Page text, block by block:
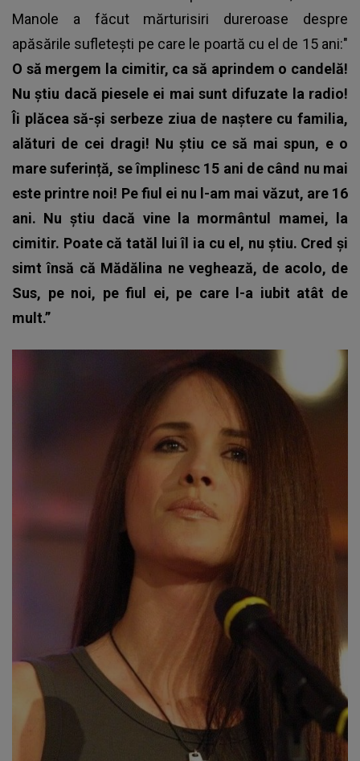
Manole a făcut mărturisiri dureroase despre
apăsările sufletești pe care le poartă cu el de 15 ani:"
O să mergem la cimitir, ca să aprindem o candelă!
Nu știu dacă piesele ei mai sunt difuzate la radio!
Îi plăcea să-și serbeze ziua de naștere cu familia,
alături de cei dragi! Nu știu ce să mai spun, e o
mare suferință, se împlinesc 15 ani de când nu mai
este printre noi! Pe fiul ei nu l-am mai văzut, are 16
ani. Nu știu dacă vine la mormântul mamei, la
cimitir. Poate că tatăl lui îl ia cu el, nu știu. Cred și
simt însă că Mădălina ne veghează, de acolo, de
Sus, pe noi, pe fiul ei, pe care l-a iubit atât de
mult.”